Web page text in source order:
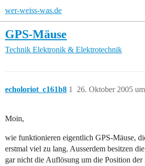
wer-weiss-was.de
GPS-Mäuse
Technik Elektronik & Elektrotechnik
echoloriot_c161b8 26. Oktober 2005
1
Moin,
wie funktionieren eigentlich GPS-Mäuse,
erstmal viel zu lang. Ausserdem besitzen
gar nicht die Auflösung um die Position der